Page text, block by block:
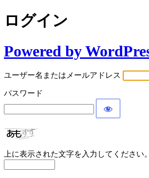
ログイン
Powered by
ユーザー名またはメールアドレス
パスワード
上に表示された文字を入力してください。